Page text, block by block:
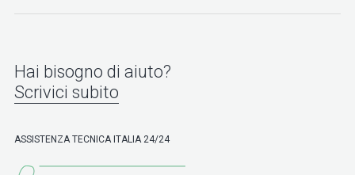
Hai bisogno di aiuto?
Scrivici subito
ASSISTENZA TECNICA ITALIA 24/24